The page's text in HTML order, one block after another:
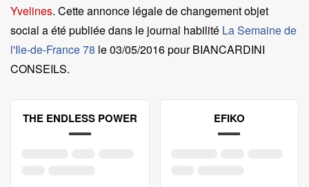
Yvelines. Cette annonce légale de changement objet
social a été publiée dans le journal habilité La Semaine de
l'Ile-de-France 78 le03/05/2016 pour BIANCARDINI
CONSEILS.
THE ENDLESS POWER EFIKO